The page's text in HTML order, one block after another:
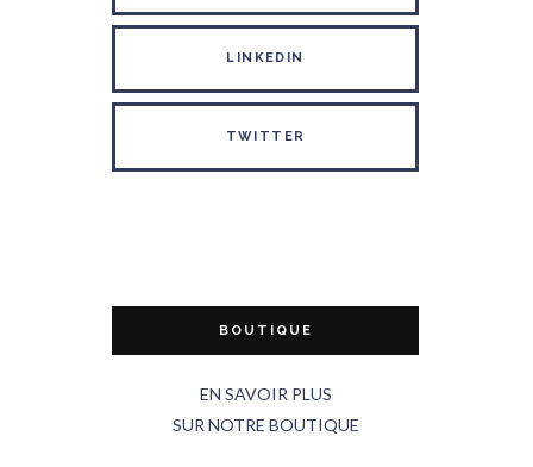
LINKEDIN
TWITTER
BOUTIQUE
EN SAVOIR PLUS
SUR NOTRE BOUTIQUE